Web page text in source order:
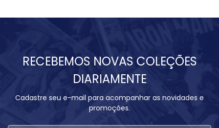
RECEBEMOS NOVAS COLEÇÕES
DIARIAMENTE
Cadastre seu e-mail para acompanhar as novidades e
promoções.